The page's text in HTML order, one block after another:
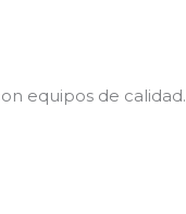
equipos de calidad.